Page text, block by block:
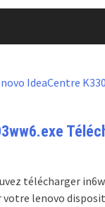
IdeaCentre
télécharger
lenovo